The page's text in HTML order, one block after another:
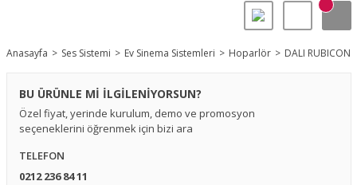
Anasayfa Ses Sistemi Ev Sinema Sistemleri Hoparlör DALI RUBICON
BU ÜRÜNLE Mİ İLGİLENİYORSUN?
Özel fiyat, yerinde kurulum, demo ve promosyon
seçeneklerini öğrenmek için bizi ara
TELEFON
0212 236 84 11